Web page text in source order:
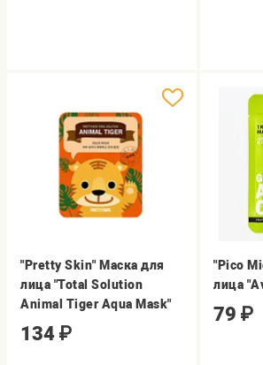
"Pretty Skin" Маска для
лица "Total Solution
Animal Tiger Aqua Mask"
134 ₽
"Pico
лица
79 ₽